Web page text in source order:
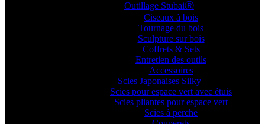
Outillage StubaiⓇ
Ciseaux à bois
Tournage du bois
Sculpture sur bois
Coffrets & Sets
Entretien des outils
Accessoires
Scies Japonaises Silky
Scies pour espace vert avec étuis
Scies pliantes pour espace vert
Scies à perche